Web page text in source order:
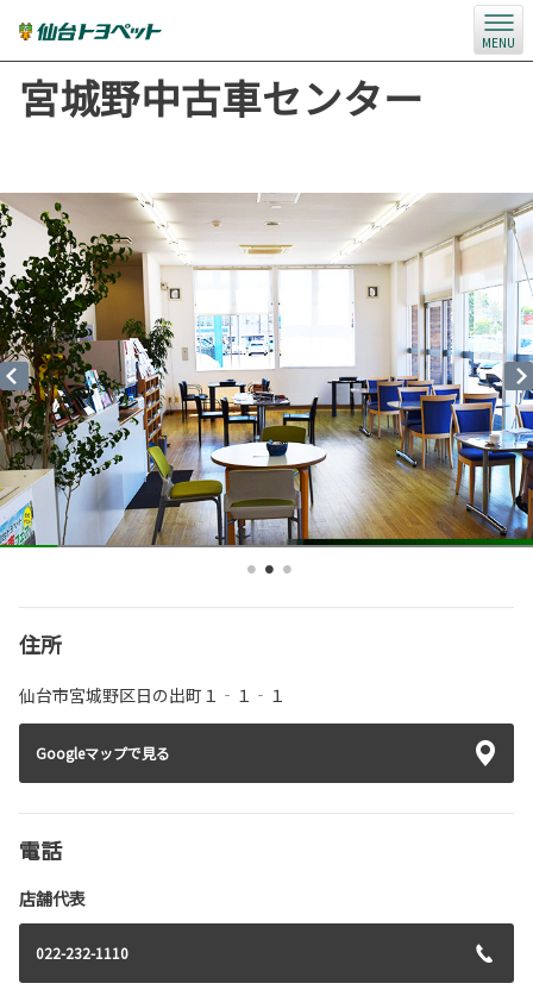
MENU
宮城野中古車センター
住所
仙台市宮城野区日の出町１‐１‐１
Googleマップで見る
電話
店舗代表
022-232-1110